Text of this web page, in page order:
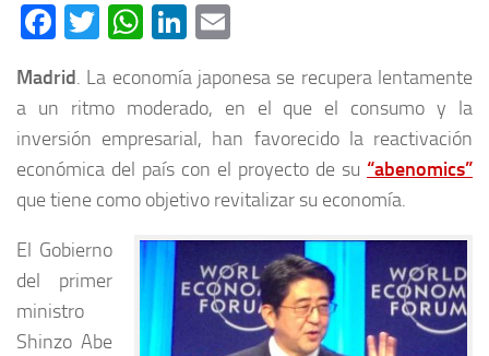
Facebook
TwitterWhatsApp
LinkedIn
Madrid. La economía japonesa se recupera lentamente
a un ritmo moderado, en el que el consumo y la
inversión empresarial, han favorecido la reactivación
económica del país con el proyecto de su “abenomics”
que tiene como objetivo revitalizar su economía.
El Gobierno
del primer
ministro
Shinzo Abe